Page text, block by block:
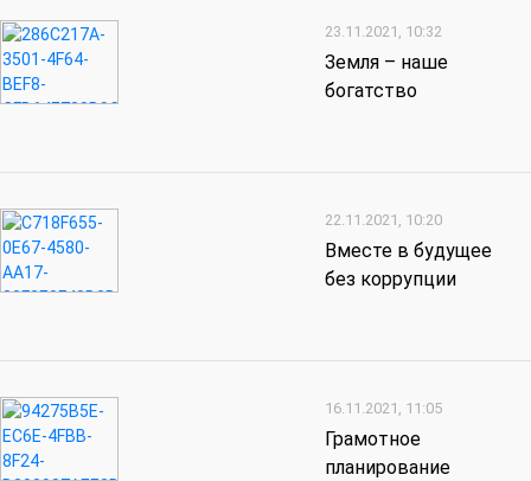
23.11.2021, 10:32
Земля – наше
богатство
22.11.2021, 10:20
Вместе в будущее
без коррупции
16.11.2021, 11:05
Грамотное
планирование